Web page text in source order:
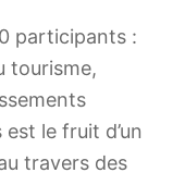
participants :
tourisme,
le fruit d’un
travers des